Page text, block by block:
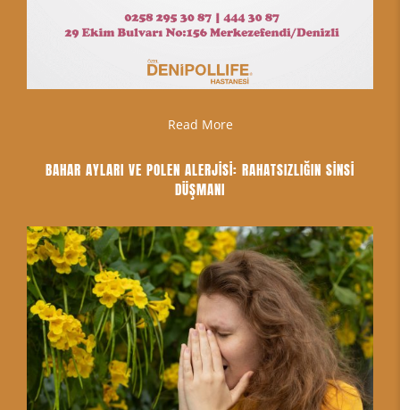
Read More
BAHAR AYLARI VE POLEN ALERJİSİ: RAHATSIZLIĞIN SİNSİ
DÜŞMANI